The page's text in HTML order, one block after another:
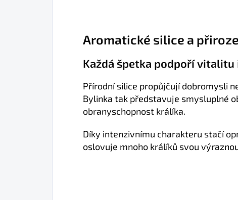
Aromatické silice a
Každá špetka podpoří
Přírodní silice propůjčují dobromysli
Bylinka tak představuje smysluplné
obranyschopnost králíka.
Díky intenzivnímu charakteru stačí
oslovuje mnoho králíků svou